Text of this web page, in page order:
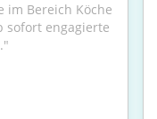
im Bereich Köche
sofort engagierte